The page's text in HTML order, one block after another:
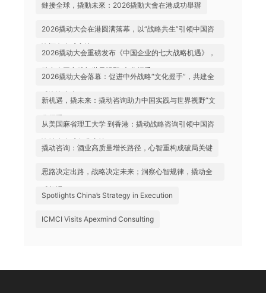
鏈接全球，撬動未來：2026撬動大會在港成功舉辦
2026撬动大会在港圆满落幕，以“战略共生”引领中国咨
询迈向全球高地
2026撬动大会重磅发布《中国企业的七大战略机遇》，
助力中国实践与世界视野“文化握手”
2026撬动大会落幕：促进中外战略“文化握手”，共建全
球咨询生态
新机遇，撬未来：撬动咨询助力中国实践与世界视野“文
化握手”
从美国麻省理工大学 到香港：撬动战略咨询引领中国咨
询站上全球行业高地
撬动咨询：酒业高质量增长路径，心智重构成破局关键
思路决定出路，战略决定未来；洞察心智规律，撬动全
球机遇
Spotlights China’s Strategy in Execution
ICMCI Visits Apexmind Consulting